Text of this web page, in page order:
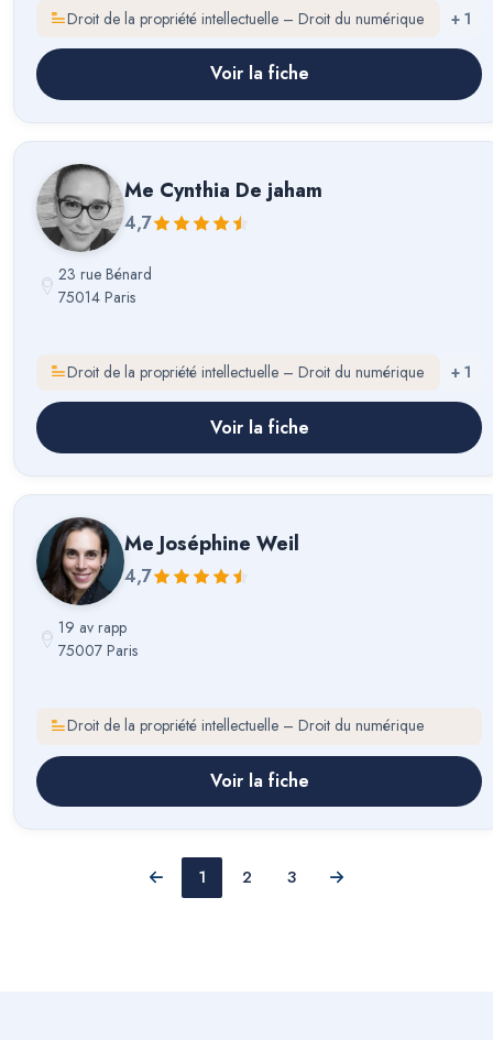
Droit de la propriété intellectuelle – Droit du numérique + 1
Voir la fiche
Me Cynthia De jaham
4,7
23 rue Bénard
75014 Paris
Droit de la propriété intellectuelle – Droit du numérique + 1
Voir la fiche
Me Joséphine Weil
4,7
19 av rapp
75007 Paris
Droit de la propriété intellectuelle – Droit du numérique
Voir la fiche
Précédent
1 2 3 Suivant